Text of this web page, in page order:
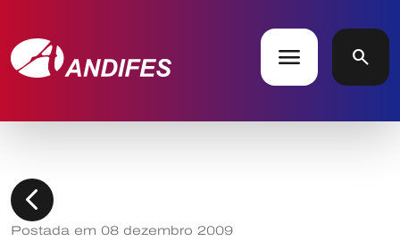
menu search
chevron_left
Postada em 08 dezembro 2009